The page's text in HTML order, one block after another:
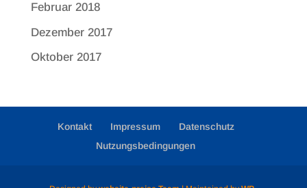
Februar 2018
Dezember 2017
Oktober 2017
Kontakt Impressum
Datenschutz
Nutzungsbedingungen